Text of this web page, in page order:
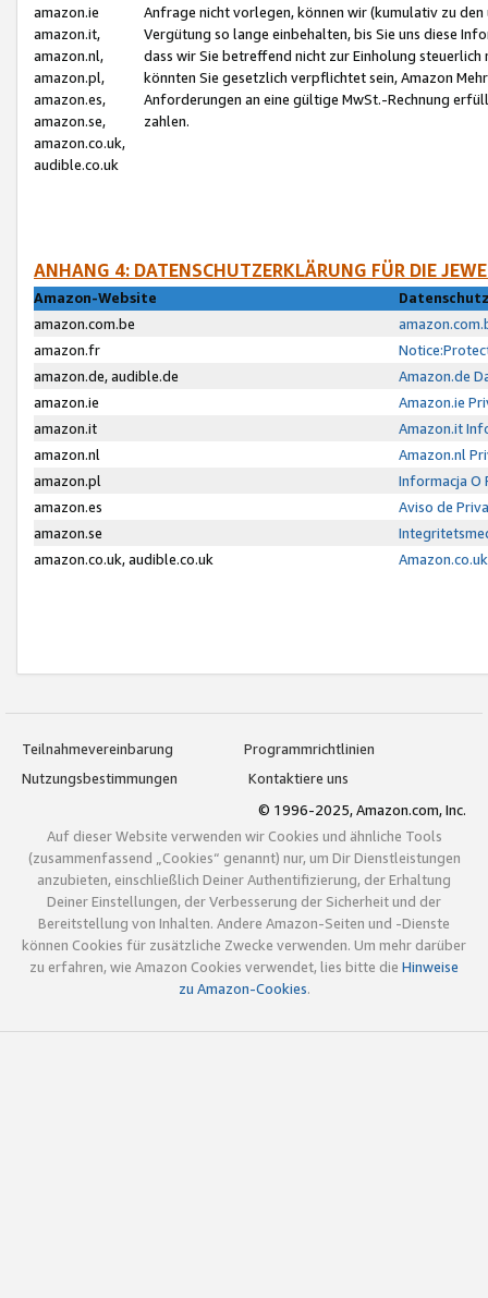
amazon.ie
amazon.it,
amazon.nl,
amazon.pl,
amazon.es,
amazon.se,
amazon.co.uk,
audible.co.uk
Anfrage nicht vorlegen, können wir (kumulativ zu
Vergütung so lange einbehalten, bis Sie uns diese
dass wir Sie betreffend nicht zur Einholung
könnten Sie gesetzlich verpflichtet sein, Amazon
Anforderungen an eine gültige MwSt.-Rechnung
zahlen.
ANHANG 4: DATENSCHUTZERKLÄRUNG FÜR DIE
Amazon-Website
amazon.com.be
amazon.fr
amazon.de, audible.de
Amazon.de
amazon.ie
Amazon.ie
amazon.it
Amazon.it
amazon.nl
Amazon.nl
amazon.pl
Informacja O
amazon.es
Aviso de
amazon.se
amazon.co.uk, audible.co.uk
Teilnahmevereinbarung
Programmrichtlinien
Nutzungsbestimmungen
Kontaktiere uns
© 1996-2025, Amazon.com, Inc.
Auf dieser Website verwenden wir Cookies und ähnliche Tools
(zusammenfassend „Cookies“ genannt) nur, um Dir Dienstleistungen
anzubieten, einschließlich Deiner Authentifizierung, der Erhaltung
Deiner Einstellungen, der Verbesserung der Sicherheit und der
Bereitstellung von Inhalten. Andere Amazon-Seiten und -Dienste
können Cookies für zusätzliche Zwecke verwenden. Um mehr darüber
zu erfahren, wie Amazon Cookies verwendet, lies bitte die Hinweise
zu Amazon-Cookies.